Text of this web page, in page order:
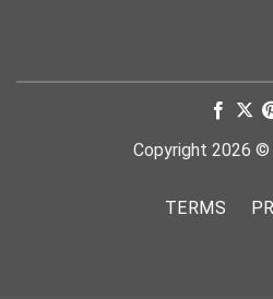
Copyright 2026 ©
TERMS